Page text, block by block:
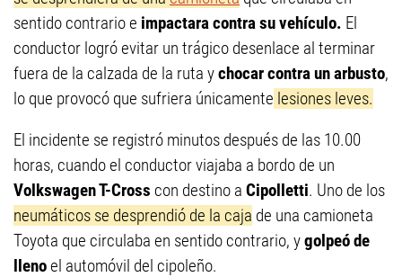
sentido contrario e impactara contra su vehículo. El
conductor logró evitar un trágico desenlace al terminar
fuera de la calzada de la ruta ychocar contra un arbusto,
lo que provocó que sufriera únicamente lesiones leves.
El incidente se registró minutos después de las 10.00
horas, cuando el conductor viajaba a bordo de un
Volkswagen T-Cross con destino a Cipolletti. Uno de los
neumáticos se desprendió de la caja de una camioneta
Toyota que circulaba en sentido contrario, ygolpeó de
llenoel automóvil del cipoleño.